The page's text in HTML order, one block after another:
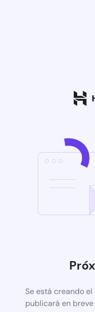
Se está creando
publicará en breve